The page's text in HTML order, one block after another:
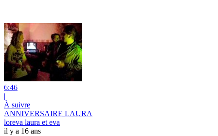
6:46
|
À suivre
ANNIVERSAIRE LAURA
loreva laura et eva
il y a 16 ans